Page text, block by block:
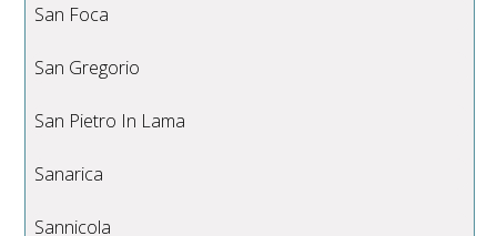
San Foca
San Gregorio
San Pietro In Lama
Sanarica
Sannicola